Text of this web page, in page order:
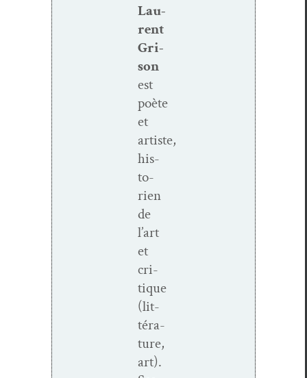
Lau­
rent
Gri­
son
est
poète
et
artiste,
his­
to­
rien
de
l’art
et
cri­
tique
(lit­
téra­
ture,
art).